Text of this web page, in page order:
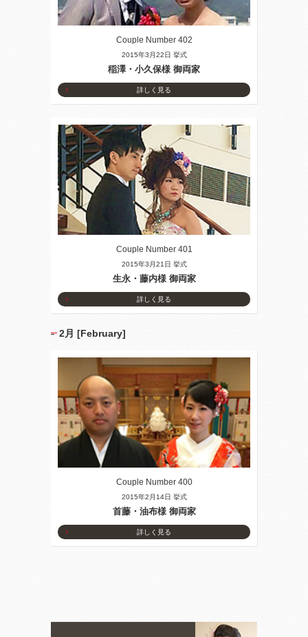
Couple Number 402
2015年3月22日 挙式
稲澤・小久保様 御両家
詳しく見る
Couple Number 401
2015年3月21日 挙式
生永・藤内様 御両家
詳しく見る
2月 [February]
Couple Number 400
2015年2月14日 挙式
首藤・油布様 御両家
詳しく見る